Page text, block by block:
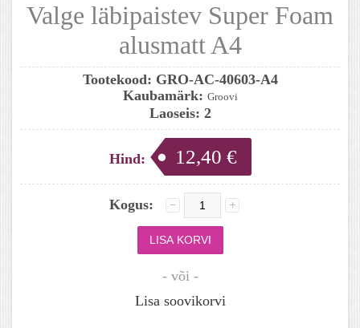
Valge läbipaistev Super Foam
alusmatt A4
Tootekood: GRO-AC-40603-A4
Kaubamärk: Groovi
Laoseis: 2
Hind: 12,40 €
Kogus:
- või -
Lisa soovikorvi